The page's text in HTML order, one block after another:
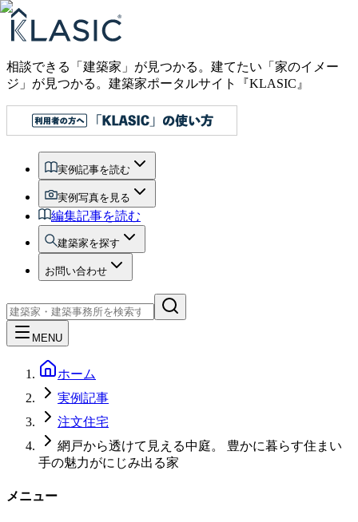
相談できる「建築家」が見つかる。建てたい「家のイメー
ジ」が見つかる。 建築家ポータルサイト『KLASIC』
実例記事を読む
実例写真を見る
編集記事を読む
建築家を探す
お問い合わせ
MENU
ホーム
実例記事
注文住宅
網戸から透けて見える中庭。 豊かに暮らす住まい
手の魅力がにじみ出る家
メニュー